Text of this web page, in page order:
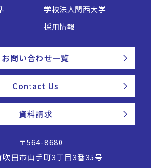
学校法人関西大学
採用情報
お問い合わせ一覧
Contact Us
資料請求
〒564-8680
吹田市山手町3丁目3番35号